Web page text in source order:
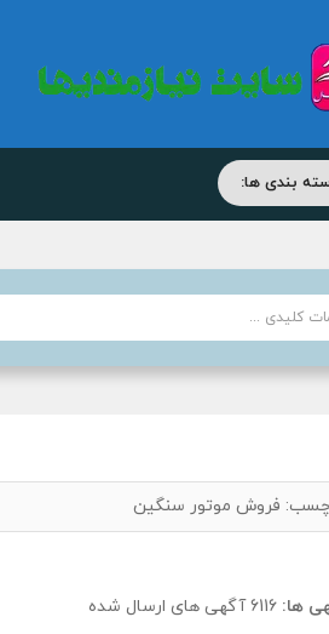
بندی ها:
فروش موتور سنگین
ها: 6116 آگهی های ارسال شده